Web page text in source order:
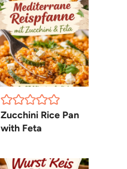
Zucchini Rice Pan
with Feta